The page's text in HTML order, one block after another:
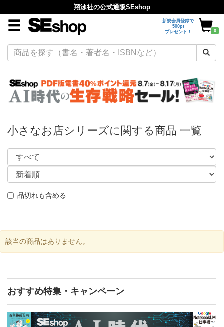
翔泳社の公式通販SEshop
新規会員登録で
500pt
プレゼント！
0
小さなお店シリーズに関する商品 一覧
品切れも含める
該当の商品はありません。
おすすめ特集・キャンペーン